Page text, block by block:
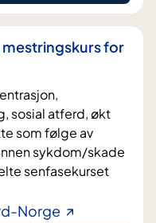
for
sosial atferd, økt
som følge av
sykdom/skade
senfasekurset
Norge